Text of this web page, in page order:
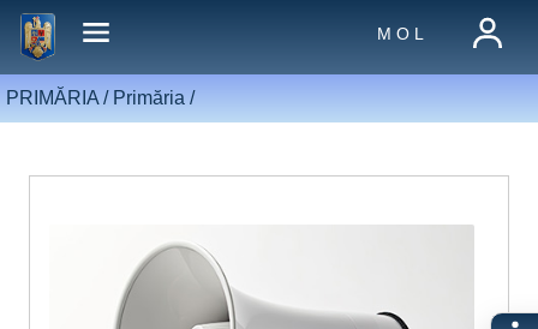
M O L
PRIMĂRIA / Primăria /